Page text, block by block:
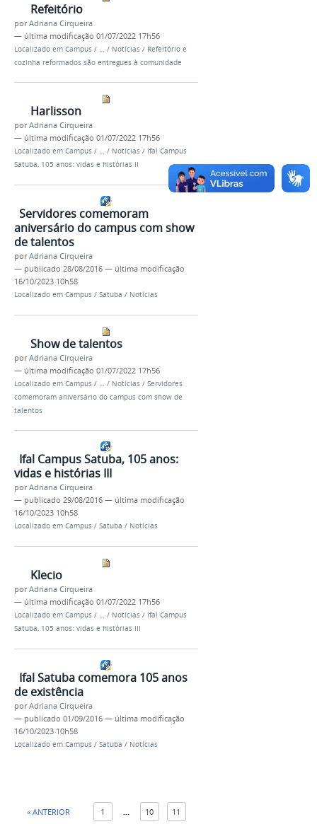
Refeitório
porAdriana Cirqueira
— última modificação 01/07/2022 17h56
Localizado em Campus / / Notícias / Refeitório e
cozinha reformados são entregues à comunidade
Harlisson
porAdriana Cirqueira
— última modificação 01/07/2022 17h56
Localizado em Campus / … / Notícias / Ifal Campus
Satuba, 105 anos: vidas e histórias II
Servidores comemoram
aniversário do campus com show
de talentos
porAdriana Cirqueira
— publicado 28/08/2016 — última modificação
16/10/2023 10h58
Localizado em Campus / Satuba / Notícias
Show de talentos
porAdriana Cirqueira
— última modificação 01/07/2022 17h56
Localizado em Campus / … / Notícias / Servidores
comemoram aniversário do campus com show de
talentos
Ifal Campus Satuba, 105 anos:
vidas e histórias III
porAdriana Cirqueira
— publicado 29/08/2016 — última modificação
16/10/2023 10h58
Localizado em Campus / Satuba / Notícias
Klecio
porAdriana Cirqueira
— última modificação 01/07/2022 17h56
Localizado em Campus / … / Notícias / Ifal Campus
Satuba, 105 anos: vidas e histórias III
Ifal Satuba comemora 105 anos
de existência
porAdriana Cirqueira
— publicado 01/09/2016 — última modificação
16/10/2023 10h58
Localizado em Campus / Satuba / Notícias
« ANTERIOR 1 10 11